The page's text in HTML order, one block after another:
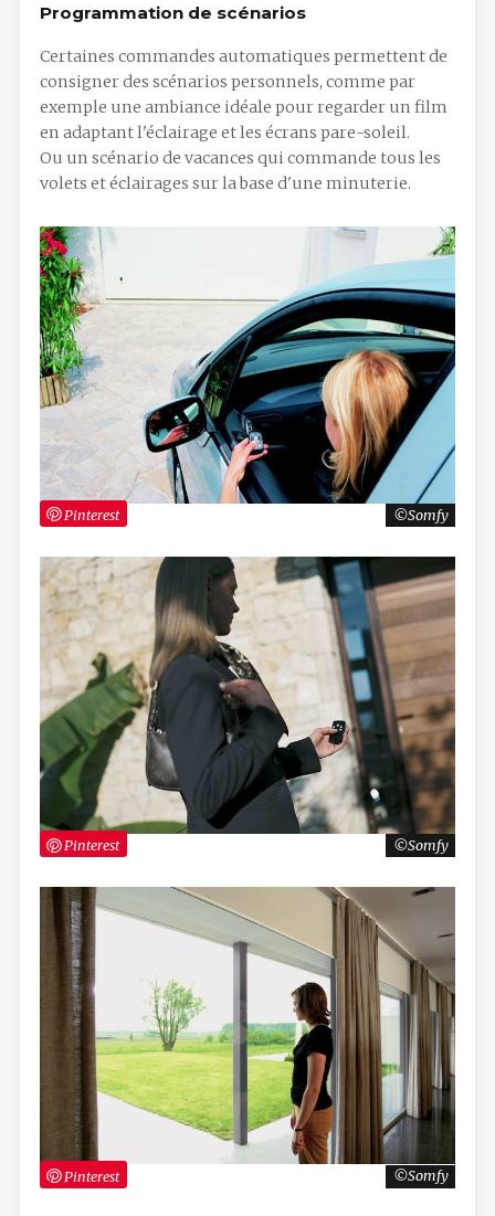
Somfy
Pinterest
Somfy
Pinterest
Somfy
Pinterest
Programmation de scénarios
Certaines commandes automatiques permettent de
consigner des scénarios personnels, comme par
exemple une ambiance idéale pour regarder un film
en adaptant l'éclairage et les écrans pare-soleil.
Ou un scénario de vacances qui commande tous les
volets et éclairages sur la base d'une minuterie.